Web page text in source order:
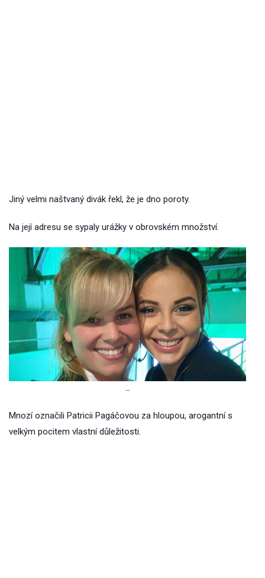
Jiný velmi naštvaný divák řekl, že je dno poroty.
Na její adresu se sypaly urážky v obrovském množství.
–
Mnozí označili Patricii Pagáčovou za hloupou, arogantní s
velkým pocitem vlastní důležitosti.